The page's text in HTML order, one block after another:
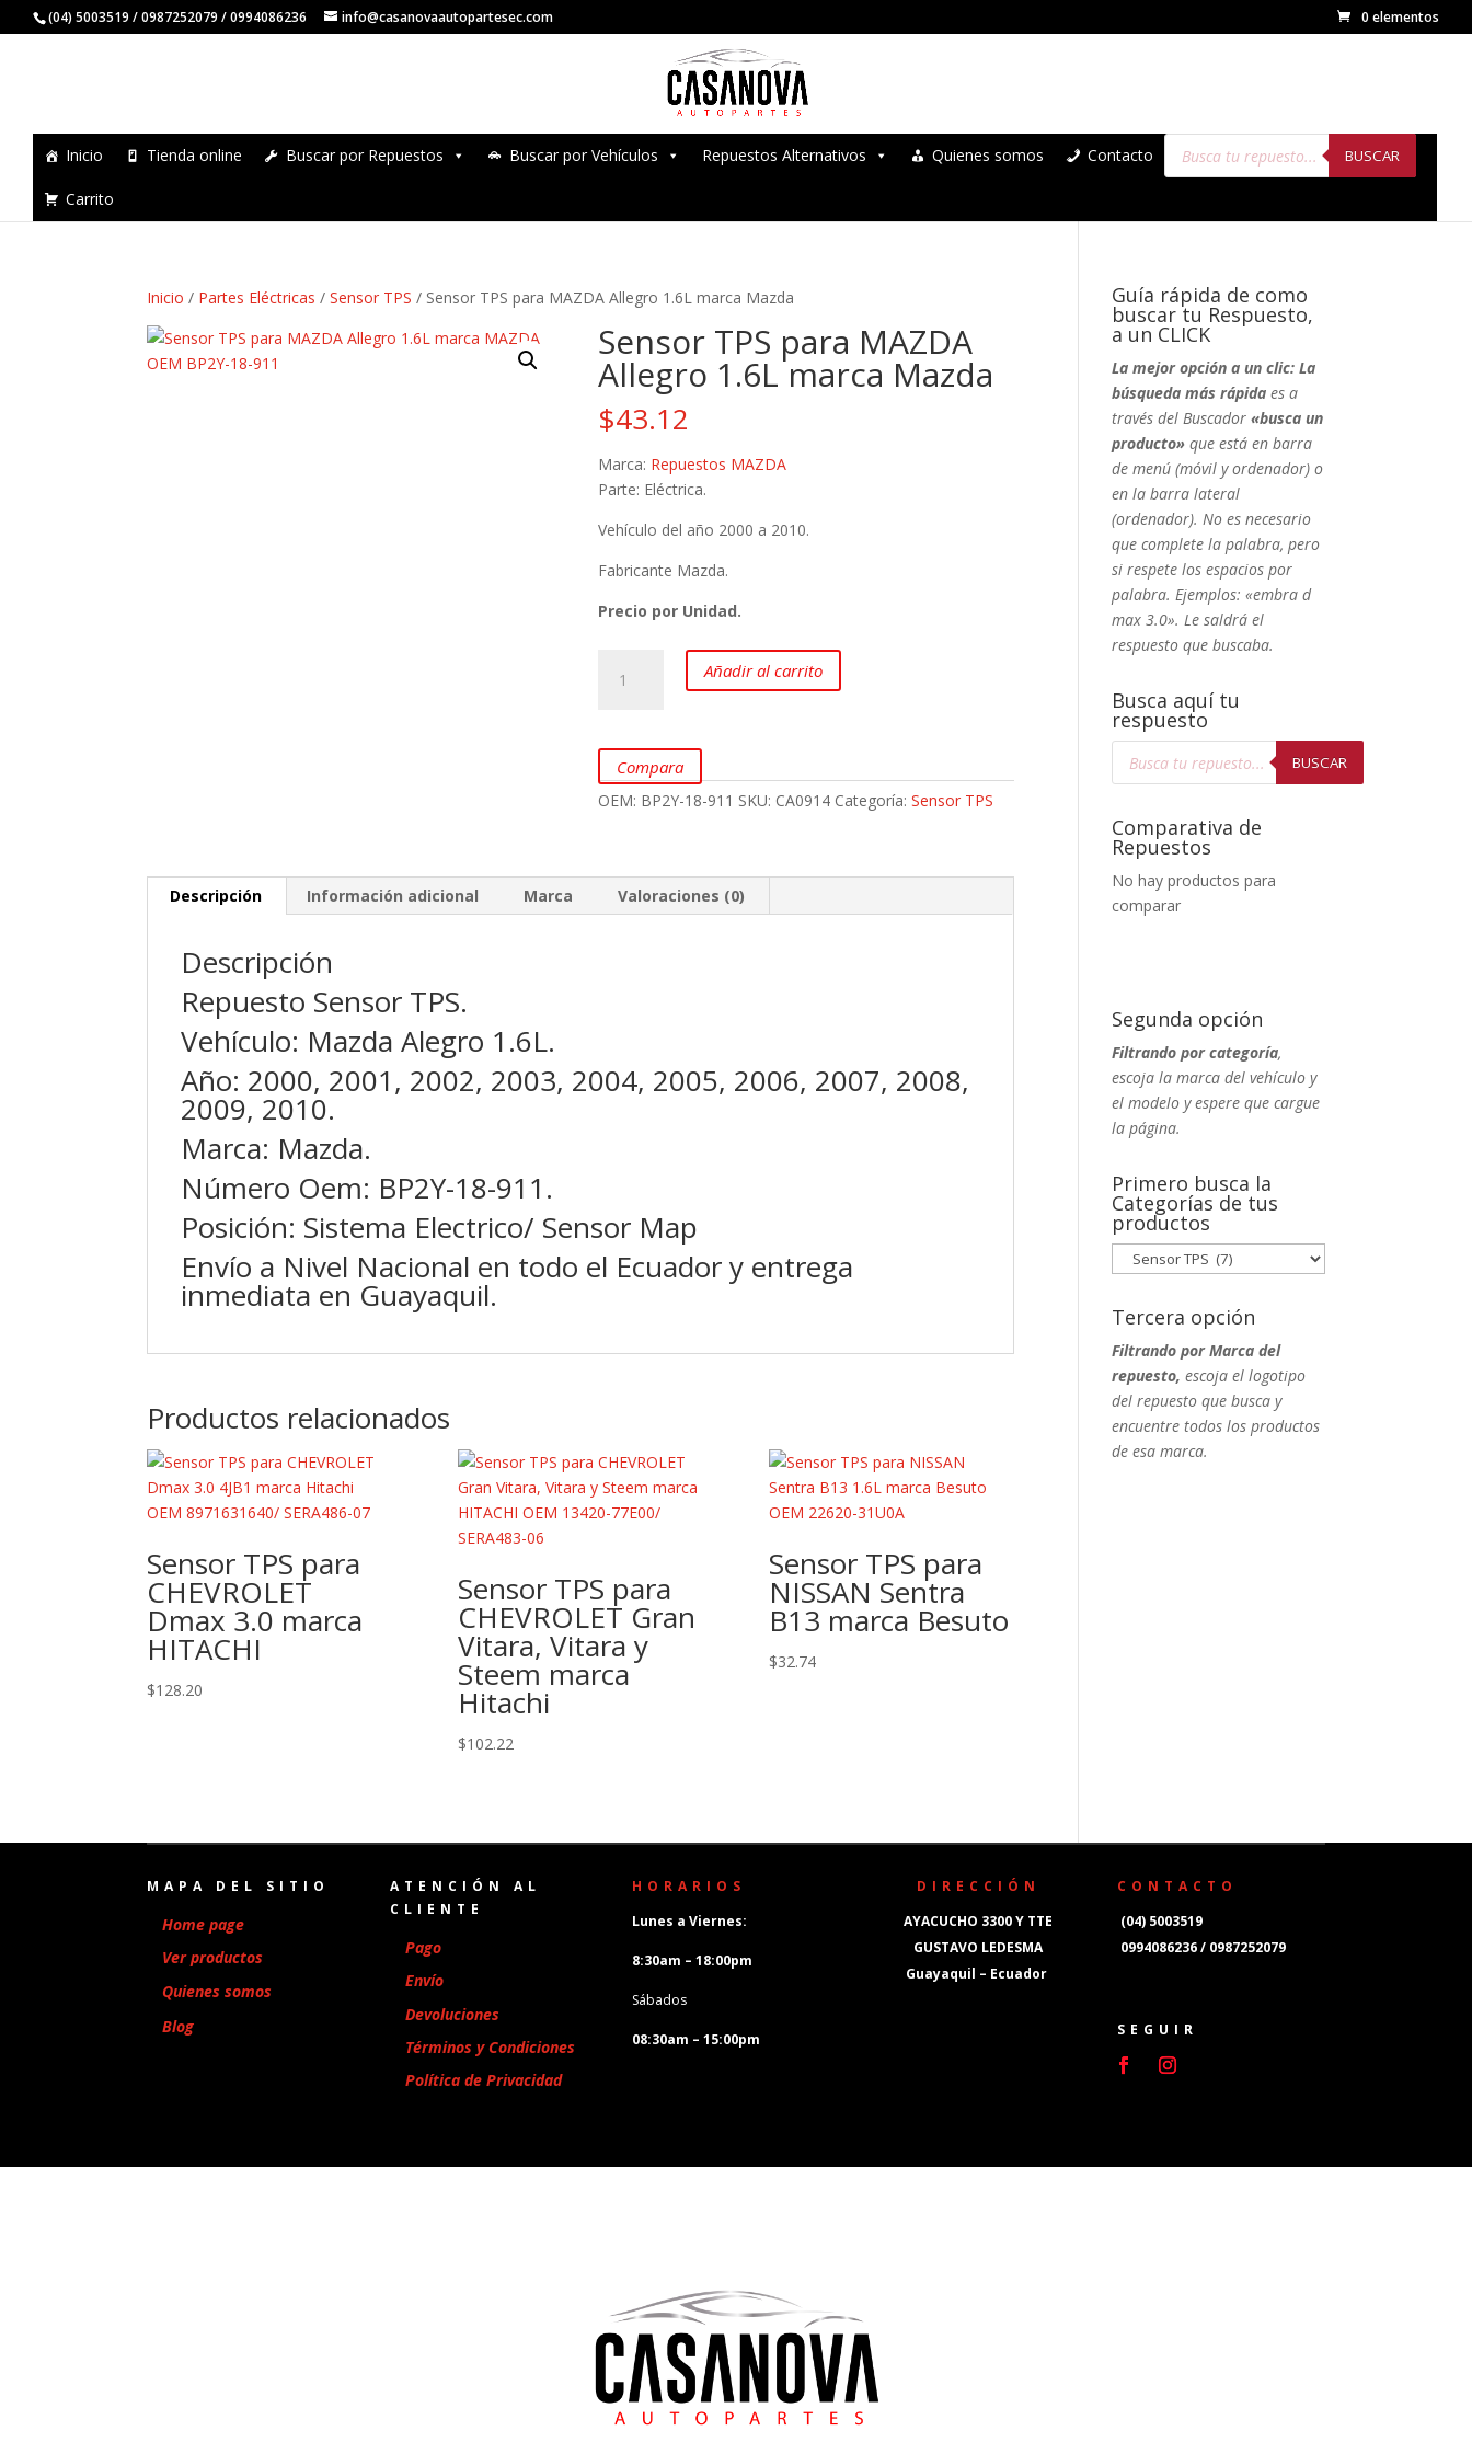
(04) 5003519 / 0987252079 / 0994086236 info@casanovaautopartesec.com 0 elementos
Inicio Tienda online Buscar por Repuestos Buscar por Vehículos Repuestos Alternativos Quienes somos Contacto
Búsqueda
productos
BUSCAR
Carrito
Inicio / Partes Eléctricas /Sensor TPS / Sensor TPS para MAZDA Allegro 1.6L marca Mazda
Sensor TPS para MAZDA
Allegro 1.6L marca Mazda
$43.12
Marca: Repuestos MAZDA
Parte: Eléctrica.
Vehículo del año 2000 a 2010.
Fabricante Mazda.
Precio por Unidad.
TPS
Allegro
1.6L
marca
Añadir al carrito
Compara
OEM: BP2Y-18-911 SKU: CA0914 Categoría:Sensor TPS
Descripción Información adicional Marca Valoraciones (0)
Descripción
Repuesto Sensor TPS.
Vehículo: Mazda Alegro 1.6L.
Año: 2000, 2001, 2002, 2003, 2004, 2005, 2006, 2007, 2008,
2009, 2010.
Marca: Mazda.
Número Oem: BP2Y-18-911.
Posición: Sistema Electrico/ Sensor Map
Envío a Nivel Nacional en todo el Ecuador y entrega
inmediata en Guayaquil.
Productos relacionados
Sensor TPS para
CHEVROLET
Dmax 3.0 marca
HITACHI
$128.20
Sensor TPS para
CHEVROLET Gran
Vitara, Vitara y
Steem marca
Hitachi
$102.22
Sensor TPS para
NISSAN Sentra
B13 marca Besuto
$32.74
Guía rápida de como
buscar tu Respuesto,
a un CLICK
La mejor opción a un clic: La
búsqueda más rápida es a
través del Buscador «busca un
producto» que está en barra
de menú (móvil y ordenador) o
en la barra lateral
(ordenador). No es necesario
que complete la palabra, pero
si respete los espacios por
palabra. Ejemplos: «embra d
max 3.0». Le saldrá el
respuesto que buscaba.
Busca aquí tu
respuesto
Búsqueda
BUSCAR
Comparativa de
Repuestos
No hay productos para
comparar
Segunda opción
Filtrando por categoría,
escoja la marca del vehículo y
el modelo y espere que cargue
la página.
Primero busca la
Categorías de tus
productos
Tercera opción
Filtrando por Marca del
repuesto, escoja el logotipo
del repuesto que busca y
encuentre todos los productos
de esa marca.
MAPA DEL SITIO
Home page
Ver productos
Quienes somos
Blog
ATENCIÓN AL
CLIENTE
Pago
Envío
Devoluciones
Términos y Condiciones
Política de Privacidad
HORARIOS
Lunes a Viernes:
8:30am – 18:00pm
Sábados
08:30am – 15:00pm
DIRECCIÓN
AYACUCHO 3300 Y TTE
GUSTAVO LEDESMA
Guayaquil – Ecuador
CONTACTO
(04) 5003519
0994086236 / 0987252079
SEGUIR